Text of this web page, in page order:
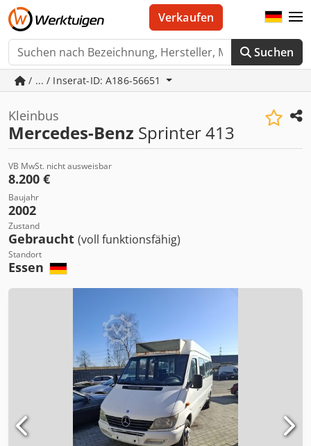
Suchen
Verkaufen
/ ... / Inserat-ID: A186-56651
Kleinbus
Mercedes-Benz Sprinter 413
VB MwSt. nicht ausweisbar
8.200 €
Baujahr
2002
Zustand
Gebraucht (voll funktionsfähig)
Standort
Essen